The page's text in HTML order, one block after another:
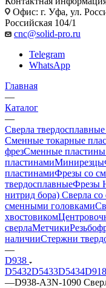
Офис: г. Уфа, ул.
Российская 104/1
cnc@solid-pro.ru
Telegram
WhatsApp
Главная
—
Каталог
—
Сверла твердосплавные
Сменные токарные
фрезСменные пластины
пластинамиМинирезцы
пластинамиФрезы со
твердосплавныеФрезы
нитрид бора) Сверла
сменными головками
хвостовиком
сверлаМетчики
наличииСтержни
—
D938
D5432D5433D5434D918
—D938-A3N-1090